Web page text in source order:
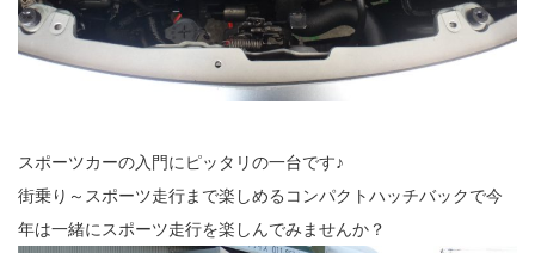
スポーツカーの入門にピッタリの一台です♪
街乗り～スポーツ走行まで楽しめるコンパクトハッチバックで今
年は一緒にスポーツ走行を楽しんでみませんか？